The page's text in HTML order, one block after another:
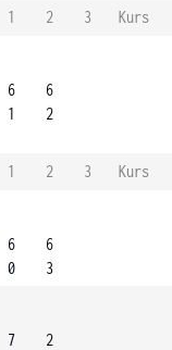
1 2 3
Kurs
6
1
6
2
1 2 3
Kurs
6
0
6
3
7
2